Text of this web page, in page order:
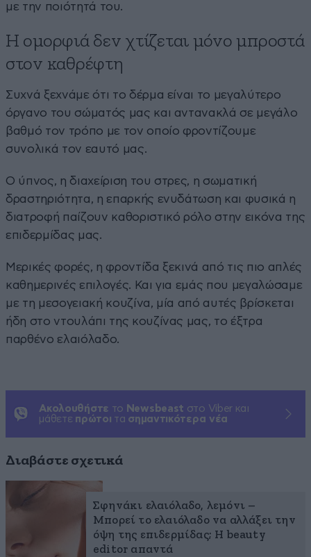
με την ποιότητά του.
Η ομορφιά δεν χτίζεται μόνο μπροστά
στον καθρέφτη
Συχνά ξεχνάμε ότι το δέρμα είναι το μεγαλύτερο
όργανο του σώματός μας και αντανακλά σε μεγάλο
βαθμό τον τρόπο με τον οποίο φροντίζουμε
συνολικά τον εαυτό μας.
Ο ύπνος, η διαχείριση του στρες, η σωματική
δραστηριότητα, η επαρκής ενυδάτωση και φυσικά η
διατροφή παίζουν καθοριστικό ρόλο στην εικόνα της
επιδερμίδας μας.
Μερικές φορές, η φροντίδα ξεκινά από τις πιο απλές
καθημερινές επιλογές. Και για εμάς που μεγαλώσαμε
με τη μεσογειακή κουζίνα, μία από αυτές βρίσκεται
ήδη στο ντουλάπι της κουζίνας μας, το έξτρα
παρθένο ελαιόλαδο.
Ακολουθήστε το Newsbeast στο Viber και
μάθετε πρώτοι τα σημαντικότερα νέα
Διαβάστε σχετικά
Σφηνάκι ελαιόλαδο, λεμόνι –
Μπορεί το ελαιόλαδο να αλλάξει την
όψη της επιδερμίδας; Η beauty
editor απαντά